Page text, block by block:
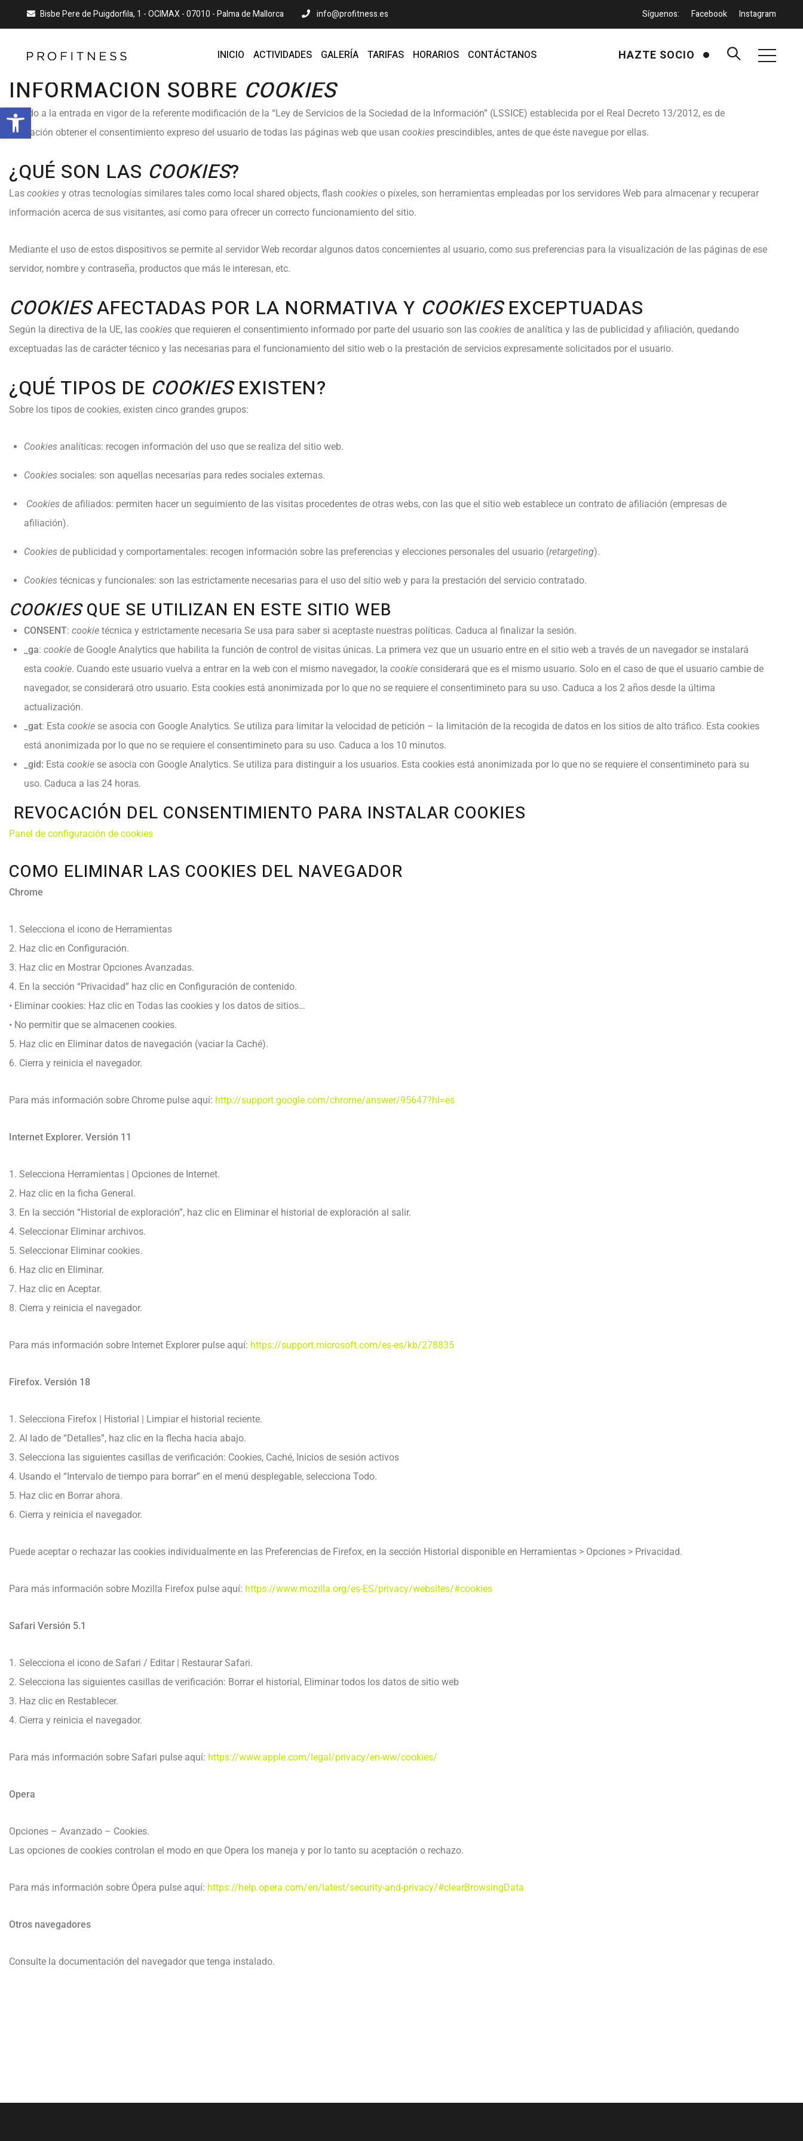
Abrir barra de herramientas
Síguenos: Facebook Instagram
Bisbe Pere de Puigdorfila, 1 - OCIMAX - 07010 - Palma de Mallorca info@profitness.es
INICIO ACTIVIDADES GALERÍA TARIFAS HORARIOS CONTÁCTANOS HAZTE SOCIO
INFORMACIÓN SOBRE COOKIES
Debido a la entrada en vigor de la referente modificación de la “Ley de Servicios de la Sociedad de la Información” (LSSICE) establecida por el Real Decreto 13/2012, es de
obligación obtener el consentimiento expreso del usuario de todas las páginas web que usan cookies prescindibles, antes de que éste navegue por ellas.
¿QUÉ SON LAS COOKIES?
Las cookies y otras tecnologías similares tales como local shared objects, flash cookies o píxeles, son herramientas empleadas por los servidores Web para almacenar y recuperar
información acerca de sus visitantes, así como para ofrecer un correcto funcionamiento del sitio.
Mediante el uso de estos dispositivos se permite al servidor Web recordar algunos datos concernientes al usuario, como sus preferencias para la visualización de las páginas de ese
servidor, nombre y contraseña, productos que más le interesan, etc.
COOKIESAFECTADAS POR LA NORMATIVA Y COOKIESEXCEPTUADAS
Según la directiva de la UE, las cookies que requieren el consentimiento informado por parte del usuario son las cookies de analítica y las de publicidad y afiliación, quedando
exceptuadas las de carácter técnico y las necesarias para el funcionamiento del sitio web o la prestación de servicios expresamente solicitados por el usuario.
¿QUÉ TIPOS DE COOKIESEXISTEN?
Sobre los tipos de cookies, existen cinco grandes grupos:
Cookies analíticas: recogen información del uso que se realiza del sitio web.
Cookies sociales: son aquellas necesarias para redes sociales externas.
Cookies de afiliados: permiten hacer un seguimiento de las visitas procedentes de otras webs, con las que el sitio web establece un contrato de afiliación (empresas de
afiliación).
Cookies de publicidad y comportamentales: recogen información sobre las preferencias y elecciones personales del usuario (retargeting).
Cookies técnicas y funcionales: son las estrictamente necesarias para el uso del sitio web y para la prestación del servicio contratado.
COOKIESQUE SE UTILIZAN EN ESTE SITIO WEB
CONSENT: cookie técnica y estrictamente necesaria Se usa para saber si aceptaste nuestras políticas. Caduca al finalizar la sesión.
_ga: cookie de Google Analytics que habilita la función de control de visitas únicas. La primera vez que un usuario entre en el sitio web a través de un navegador se instalará
esta cookie. Cuando este usuario vuelva a entrar en la web con el mismo navegador, la cookie considerará que es el mismo usuario. Solo en el caso de que el usuario cambie de
navegador, se considerará otro usuario. Esta cookies está anonimizada por lo que no se requiere el consentimineto para su uso. Caduca a los 2 años desde la última
actualización.
gat: Esta cookie se asocia con Google Analytics. Se utiliza para limitar la velocidad de petición – la limitación de la recogida de datos en los sitios de alto tráfico. Esta cookies
está anonimizada por lo que no se requiere el consentimineto para su uso. Caduca a los 10 minutos.
_gid: Esta cookie se asocia con Google Analytics. Se utiliza para distinguir a los usuarios. Esta cookies está anonimizada por lo que no se requiere el consentimineto para su
uso. Caduca a las 24 horas.
REVOCACIÓN DEL CONSENTIMIENTO PARA INSTALAR COOKIES
Panel de configuración de cookies
COMO ELIMINAR LAS COOKIES DEL NAVEGADOR
Chrome
1. Selecciona el icono de Herramientas
2. Haz clic en Configuración.
3. Haz clic en Mostrar Opciones Avanzadas.
4. En la sección “Privacidad” haz clic en Configuración de contenido.
• Eliminar cookies: Haz clic en Todas las cookies y los datos de sitios…
• No permitir que se almacenen cookies.
5. Haz clic en Eliminar datos de navegación (vaciar la Caché).
6. Cierra y reinicia el navegador.
Para más información sobre Chrome pulse aquí: http://support.google.com/chrome/answer/95647?hl=es
Internet Explorer. Versión 11
1. Selecciona Herramientas | Opciones de Internet.
2. Haz clic en la ficha General.
3. En la sección “Historial de exploración”, haz clic en Eliminar el historial de exploración al salir.
4. Seleccionar Eliminar archivos.
5. Seleccionar Eliminar cookies.
6. Haz clic en Eliminar.
7. Haz clic en Aceptar.
8. Cierra y reinicia el navegador.
Para más información sobre Internet Explorer pulse aquí: https://support.microsoft.com/es-es/kb/278835
Firefox. Versión 18
1. Selecciona Firefox | Historial | Limpiar el historial reciente.
2. Al lado de “Detalles”, haz clic en la flecha hacia abajo.
3. Selecciona las siguientes casillas de verificación: Cookies, Caché, Inicios de sesión activos
4. Usando el “Intervalo de tiempo para borrar” en el menú desplegable, selecciona Todo.
5. Haz clic en Borrar ahora.
6. Cierra y reinicia el navegador.
Puede aceptar o rechazar las cookies individualmente en las Preferencias de Firefox, en la sección Historial disponible en Herramientas > Opciones > Privacidad.
Para más información sobre Mozilla Firefox pulse aquí: https://www.mozilla.org/es-ES/privacy/websites/#cookies
Safari Versión 5.1
1. Selecciona el icono de Safari / Editar | Restaurar Safari.
2. Selecciona las siguientes casillas de verificación: Borrar el historial, Eliminar todos los datos de sitio web
3. Haz clic en Restablecer.
4. Cierra y reinicia el navegador.
Para más información sobre Safari pulse aquí: https://www.apple.com/legal/privacy/en-ww/cookies/
Opera
Opciones – Avanzado – Cookies.
Las opciones de cookies controlan el modo en que Opera los maneja y por lo tanto su aceptación o rechazo.
Para más información sobre Ópera pulse aquí: https://help.opera.com/en/latest/security-and-privacy/#clearBrowsingData
Otros navegadores
Consulte la documentación del navegador que tenga instalado.